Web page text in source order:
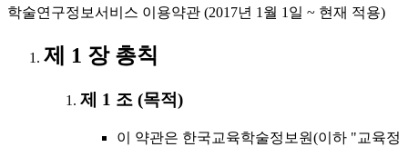
학술연구정보서비스 이용약관 (2017년 1월 1일 ~ 현재 적용)
제 1 장 총칙
제 1 조 (목적)
이 약관은 한국교육학술정보원(이하 "교육정